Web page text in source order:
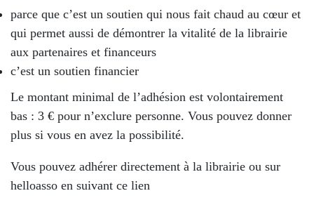
parce que c’est un soutien qui nous fait chaud au cœur et
qui permet aussi de démontrer la vitalité de la librairie
aux partenaires et financeurs
c’est un soutien financier
Le montant minimal de l’adhésion est volontairement
bas : 3 € pour n’exclure personne. Vous pouvez donner
plus si vous en avez la possibilité.
Vous pouvez adhérer directement à la librairie ou sur
helloasso en suivant ce lien